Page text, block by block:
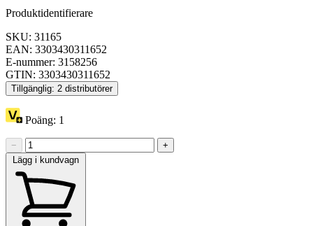
Produktidentifierare
SKU: 31165
EAN: 3303430311652
E-nummer: 3158256
GTIN: 3303430311652
Tillgänglig: 2 distributörer
Poäng: 1
−
+
Lägg i kundvagn